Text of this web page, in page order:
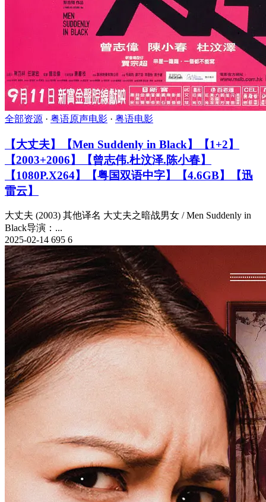
全部资源 · 粤语原声电影 · 粤语电影
【大丈夫】【Men Suddenly in Black】【1+2】
【2003+2006】【曾志伟.杜汶泽.陈小春】
【1080P.X264】【粤国双语中字】【4.6GB】【迅
雷云】
大丈夫 (2003) 其他译名 大丈夫之暗战男女 / Men Suddenly in
Black导演：...
2025-02-14 695 6